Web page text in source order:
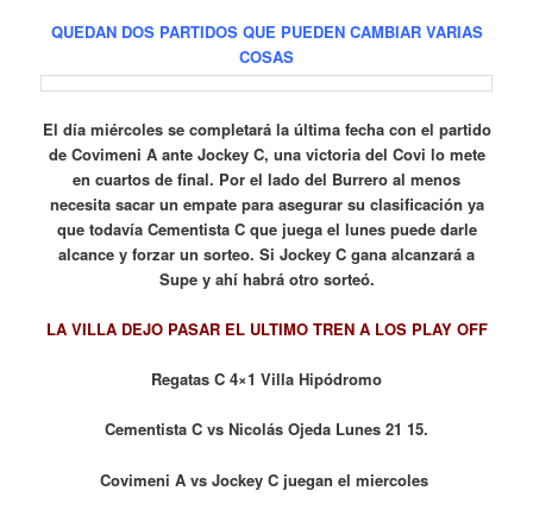
QUEDAN DOS PARTIDOS QUE PUEDEN CAMBIAR VARIAS
COSAS
El día miércoles se completará la última fecha con el partido
de Covimeni A ante Jockey C, una victoria del Covi lo mete
en cuartos de final. Por el lado del Burrero al menos
necesita sacar un empate para asegurar su clasificación ya
que todavía Cementista C que juega el lunes puede darle
alcance y forzar un sorteo. Si Jockey C gana alcanzará a
Supe y ahí habrá otro sorteó.
LA VILLA DEJO PASAR EL ULTIMO TREN A LOS PLAY OFF
Regatas C 4×1 Villa Hipódromo
Cementista C vs Nicolás Ojeda Lunes 21 15.
Covimeni A vs Jockey C juegan el miercoles